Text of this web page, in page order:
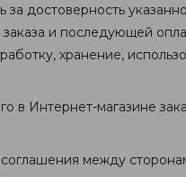
за достоверность
и последующей
хранение,
в Интернет-магазине
между